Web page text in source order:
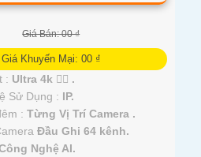
Giá Bán: 00 ₫
Giá Khuyến Mại: 00 ₫
: Ultra 4k 👍🏾 .
Sử Dụng : IP.
:Từng Vị Trí Camera .
Đầu Ghi 64 kênh.
Nghệ AI.